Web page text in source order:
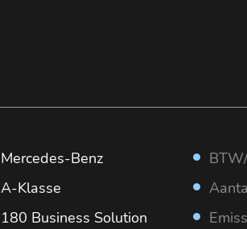
Mercedes-Benz
A-Klasse
180 Business Solution